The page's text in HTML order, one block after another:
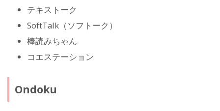
テキストーク
SoftTalk（ソフトーク）
棒読みちゃん
コエステーション
Ondoku